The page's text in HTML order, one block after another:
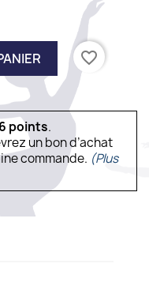
favorite_border
points.
un bon d’achat
commande. (Plus